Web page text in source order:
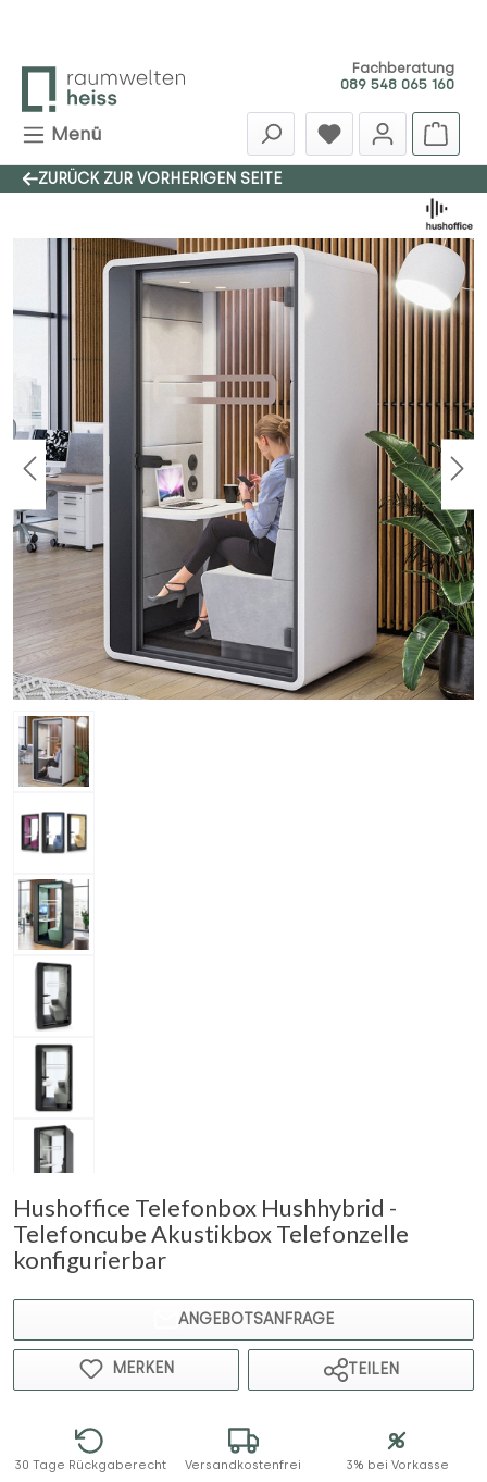
Fachberatung
089 548 065 160
Menü
ZURÜCK ZUR VORHERIGEN SEITE
Hushoffice Telefonbox Hushhybrid -
Telefoncube Akustikbox Telefonzelle
konfigurierbar
Bildergalerie überspringen
ANGEBOTSANFRAGE
MERKEN TEILEN
30 Tage Rückgaberecht Versandkostenfrei 3% bei Vorkasse